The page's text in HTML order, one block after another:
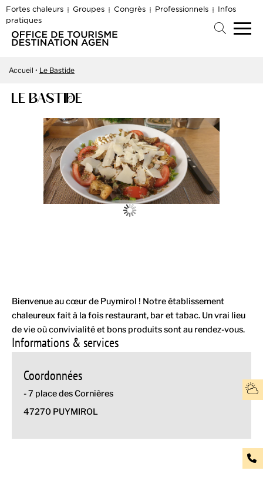
Fortes chaleurs Groupes Congrès Professionnels
Infos
pratiques
Accueil Le Bastide
LE BASTIDE
Bienvenue au cœur de Puymirol ! Notre établissement
chaleureux fait à la fois restaurant, bar et tabac. Un vrai lieu
de vie où convivialité et bons produits sont au rendez-vous.
Informations & services
Coordonnées
- 7 place des Cornières
47270 PUYMIROL